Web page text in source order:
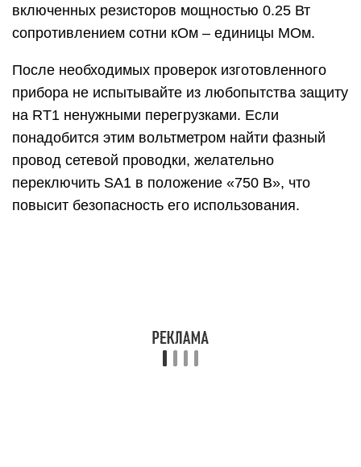
3.9. ИЗМЕРЕНИЕ
СОПРОТИВЛЕНИЙ
Электрическое сопротивление в цепях
постоянного тока может быть определено
косвенным методом при помощи вольтметра и
амперметра. В этом случае:
Можно использовать омметр — прибор
непосредственного отсчета.